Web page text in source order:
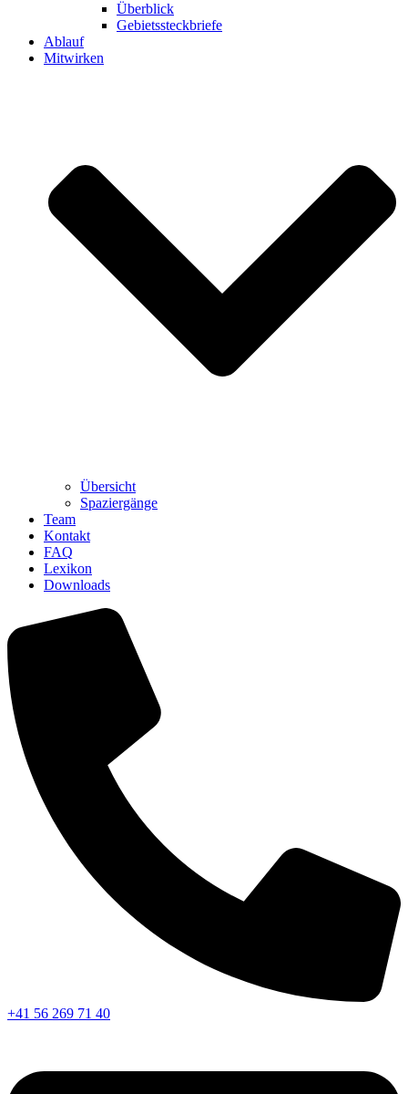
Überblick
Gebietssteckbriefe
Ablauf
Mitwirken
Übersicht
Spaziergänge
Team
Kontakt
FAQ
Lexikon
Downloads
+41 56 269 71 40